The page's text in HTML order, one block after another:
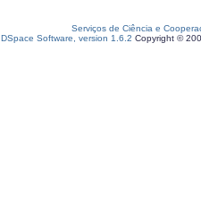
Serviços de Ciência e
DSpace Software, version 1.6.2 Copyright ©